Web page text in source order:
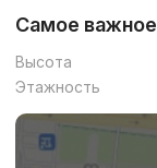
Самое важное
Высота
Этажность